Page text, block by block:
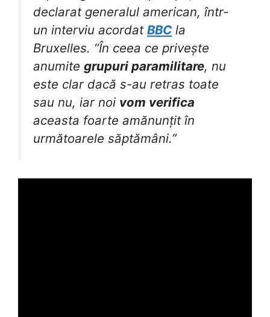
declarat generalul american, într-
un interviu acordat BBC la
Bruxelles. “În ceea ce privește
anumite grupuri paramilitare, nu
este clar dacă s-au retras toate
sau nu, iar noi vom verifica
aceasta foarte amănunțit în
următoarele săptămâni.”